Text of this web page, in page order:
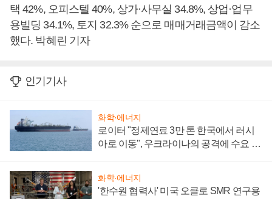
택 42%, 오피스텔 40%, 상가·사무실 34.8%, 상업·업무
용빌딩 34.1%, 토지 32.3% 순으로 매매거래금액이 감소
했다. 박혜린 기자
인기기사
화학·에너지
로이터 "정제연료 3만 톤 한국에서 러시
아로 이동", 우크라이나의 공격에 수요 늘
화학·에너지
'한수원 협력사' 미국 오클로 SMR 연구용